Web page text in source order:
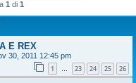
1 di 1
E REX
30, 2011 12:45 pm
1 … 23 24 25 26